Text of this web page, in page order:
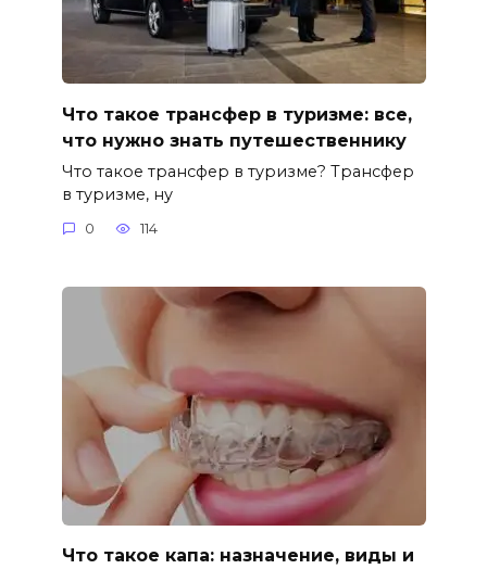
Что такое трансфер в туризме: все,
что нужно знать путешественнику
Что такое трансфер в туризме? Трансфер
в туризме, ну
0 114
Что такое капа: назначение, виды и